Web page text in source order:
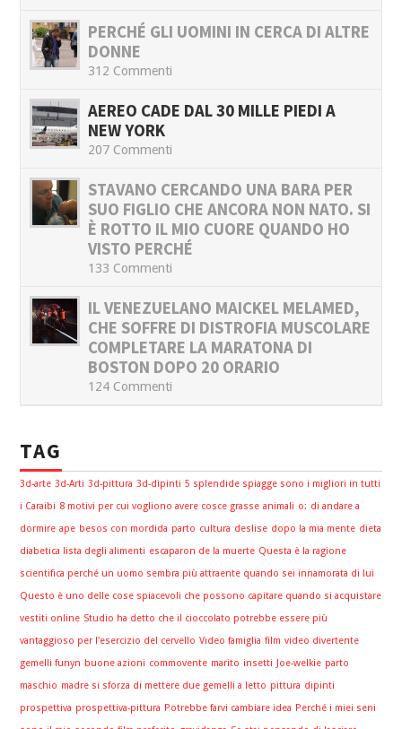
PERCHÉ GLI UOMINI IN CERCA DI ALTRE
DONNE
312 Commenti
AEREO CADE DAL 30 MILLE PIEDI A
NEW YORK
207 Commenti
STAVANO CERCANDO UNA BARA PER
SUO FIGLIO CHE ANCORA NON NATO. SI
È ROTTO IL MIO CUORE QUANDO HO
VISTO PERCHÉ
133 Commenti
IL VENEZUELANO MAICKEL MELAMED,
CHE SOFFRE DI DISTROFIA MUSCOLARE
COMPLETARE LA MARATONA DI
BOSTON DOPO 20 ORARIO
124 Commenti
TAG
3d-arte 3d-Arti 3d-pittura 3d-dipinti 5 splendide spiagge sono i migliori in tutti
i Caraibi 8 motivi per cui vogliono avere cosce grasse animali o: di andare a
dormire ape besos con mordida parto cultura deslise dopo la mia mente dieta
diabetica lista degli alimenti escaparon de la muerte Questa è la ragione
scientifica perché un uomo sembra più attraente quando sei innamorata di lui
Questo è uno delle cose spiacevoli che possono capitare quando si acquistare
vestiti online Studio ha detto che il cioccolato potrebbe essere più
vantaggioso per l'esercizio del cervello Video famiglia film video divertente
gemelli funyn buone azioni commovente marito insetti Joe-welkie parto
maschio madre si sforza di mettere due gemelli a letto pittura dipinti
prospettiva prospettiva-pittura Potrebbe farvi cambiare idea Perché i miei seni